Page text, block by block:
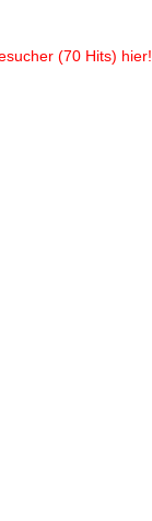
(70 Hits) hier!